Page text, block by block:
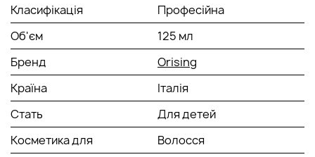
Класифікація
Професійна
Об'єм
125 мл
Бренд
Orising
Країна
Італія
Стать
Для детей
Косметика для
Волосся